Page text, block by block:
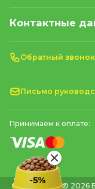
Контактные
Обратный звонок
Письмо
Принимаем к оплате:
© 2026